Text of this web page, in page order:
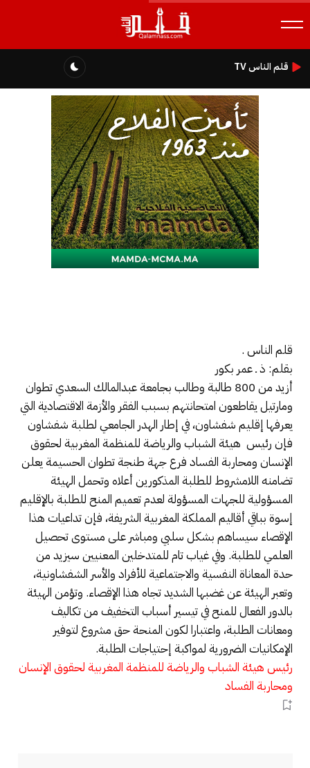
قلم الناس TV
قلم الناس .
بقلم: ذ ـ عمر بكور
أزيد من 800 طالبة وطالب بجامعة عبدالمالك السعدي تطوان
ومارتيل يقاطعون امتحانتهم بسبب الفقر والأزمة الاقتصادية التي
يعرفها إقليم شفشاون، في إطار الهدر الجامعي لطلبة شفشاون
فإن رئيس هيئة الشباب والرياضة للمنظمة المغربية لحقوق
الإنسان ومحاربة الفساد فرع جهة طنجة تطوان الحسيمة يعلن
تضامنه اللامشروط للطلبة المذكورين أعلاه وتحمل الهيئة
المسؤولية للجهات المسؤولة لعدم تعميم المنح للطلبة بالإقليم
إسوة بباقي أقاليم المملكة المغربية الشريفة، فإن تداعيات هذا
الإقصاء سيساهم بشكل سلبي ومباشر على مستوى تحصيل
العلمي للطلبة. وفي غياب تام للمتدخلين المعنيين سيزيد من
حدة المعاناة النفسية والاجتماعية للأفراد والأسر الشفشاونية،
وتعبر الهيئة عن غضبها الشديد تجاه هذا الإقصاء. وتؤمن الهيئة
بالدور الفعال للمنح في تيسير أسباب التخفيف من تكاليف
ومعانات الطلبة، واعتبارا لكون المنحة حق مشروع لتوفير
الإمكانيات الضرورية لمواكبة إحتياجات الطلبة.
رئيس هيئة الشباب والرياضة للمنظمة المغربية لحقوق الإنسان
ومحاربة الفساد